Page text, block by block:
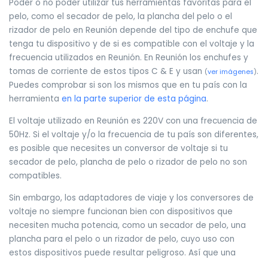
Poder o no poder utilizar tus herramientas favoritas para el
pelo, como el secador de pelo, la plancha del pelo o el
rizador de pelo en Reunión depende del tipo de enchufe que
tenga tu dispositivo y de si es compatible con el voltaje y la
frecuencia utilizados en Reunión. En Reunión los enchufes y
tomas de corriente de estos tipos C & E y usan (ver imágenes).
Puedes comprobar si son los mismos que en tu país con la
herramienta en la parte superior de esta página.
El voltaje utilizado en Reunión es 220V con una frecuencia de
50Hz. Si el voltaje y/o la frecuencia de tu país son diferentes,
es posible que necesites un conversor de voltaje si tu
secador de pelo, plancha de pelo o rizador de pelo no son
compatibles.
Sin embargo, los adaptadores de viaje y los conversores de
voltaje no siempre funcionan bien con dispositivos que
necesiten mucha potencia, como un secador de pelo, una
plancha para el pelo o un rizador de pelo, cuyo uso con
estos dispositivos puede resultar peligroso. Así que una